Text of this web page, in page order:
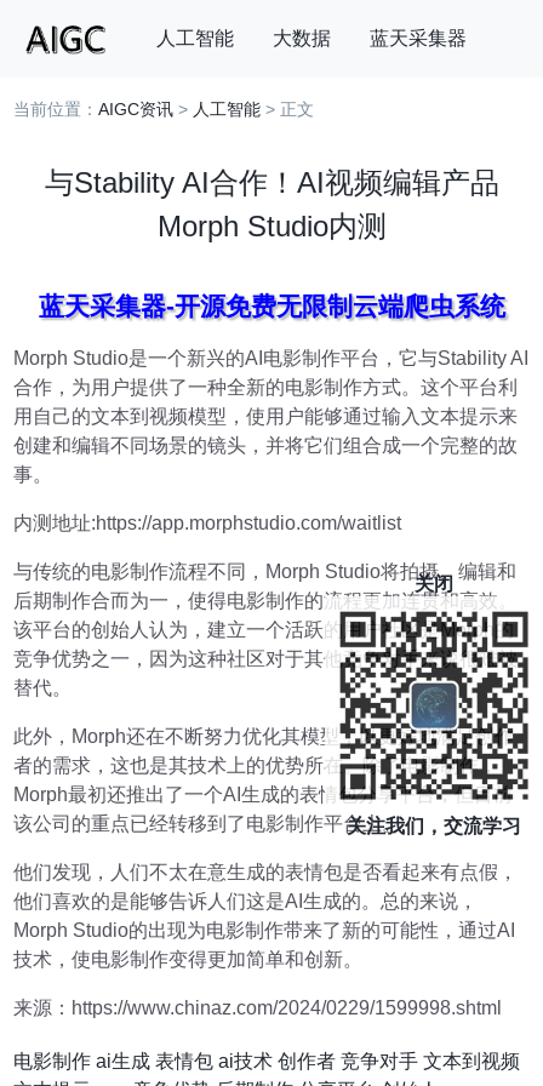
人工智能 大数据 蓝天采集器
搜索
当前位置：AIGC资讯 > 人工智能 > 正文
与Stability AI合作！AI视频编辑产品
Morph Studio内测
蓝天采集器-开源免费无限制云端爬虫系统
Morph Studio是一个新兴的AI电影制作平台，它与Stability AI
合作，为用户提供了一种全新的电影制作方式。这个平台利
用自己的文本到视频模型，使用户能够通过输入文本提示来
创建和编辑不同场景的镜头，并将它们组合成一个完整的故
事。
内测地址:https://app.morphstudio.com/waitlist
与传统的电影制作流程不同，Morph Studio将拍摄、编辑和
后期制作合而为一，使得电影制作的流程更加连贯和高效。
该平台的创始人认为，建立一个活跃的用户社区是Morph的
竞争优势之一，因为这种社区对于其他竞争对手来说很难被
替代。
此外，Morph还在不断努力优化其模型，以更好地满足创作
者的需求，这也是其技术上的优势所在。除了电影制作，
Morph最初还推出了一个AI生成的表情包分享平台，但目前
该公司的重点已经转移到了电影制作平台上。
他们发现，人们不太在意生成的表情包是否看起来有点假，
他们喜欢的是能够告诉人们这是AI生成的。总的来说，
Morph Studio的出现为电影制作带来了新的可能性，通过AI
技术，使电影制作变得更加简单和创新。
来源：https://www.chinaz.com/2024/0229/1599998.shtml
电影制作 ai生成 表情包 ai技术 创作者 竞争对手 文本到视频
关闭
关注我们，交流学习